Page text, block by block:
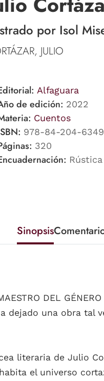
por Isol
JULIO
Alfaguara
de edición: 2022
Cuentos
978-84-204-
320
Rústica
Sinopsis
DEL
ha dejado una obra
literaria de Julio
el universo